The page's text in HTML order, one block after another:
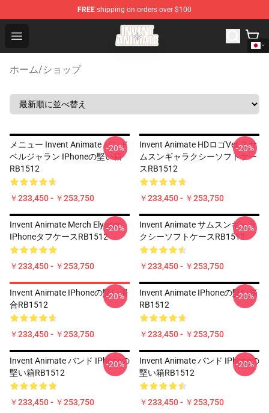
FREE shipping on orders over $100
Open menu
Invent Animate Shop - Official Invent Animate
ホーム/ショップ
メニュー Invent Animate バンド
ベルジャラン IPhoneの堅い箱
RB1512
￥233,450 - ￥253,750
-20%
Invent Animate HDロゴVer. 2 サ
ムスンギャラクシーソフトケー
スRB1512
￥233,450 - ￥253,750
-20%
Invent Animate Merch Elysium
IPhoneタフケースRB1512
￥233,450 - ￥253,750
-20%
Invent Animate サムスンギャラ
クシーソフトケースRB1512
￥233,450 - ￥253,750
-20%
Invent Animate IPhoneの堅い場
合RB1512
￥233,450 - ￥253,750
-20%
Invent Animate IPhoneの堅い箱
RB1512
￥233,450 - ￥253,750
-20%
Invent Animate バンド IPhoneの
堅い箱RB1512
￥233,450 - ￥253,750
-20%
Invent Animate バンド IPhoneの
堅い箱RB1512
￥233,450 - ￥253,750
-20%